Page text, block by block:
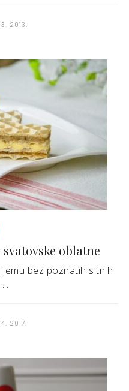
2013.
oblatne
bez poznatih sitnih
2017.